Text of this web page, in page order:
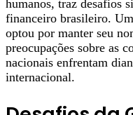
humanos, traz desafios
financeiro brasileiro.
optou por manter seu
preocupações sobre as
nacionais enfrentam
internacional.